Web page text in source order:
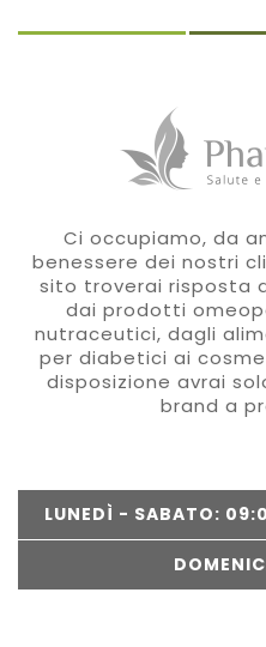
Ci occupiamo, da
benessere dei nostri
sito troverai risposta
dai prodotti
nutraceutici, dagli
per diabetici ai
disposizione avrai
brand a
LUNEDÌ - SABATO: